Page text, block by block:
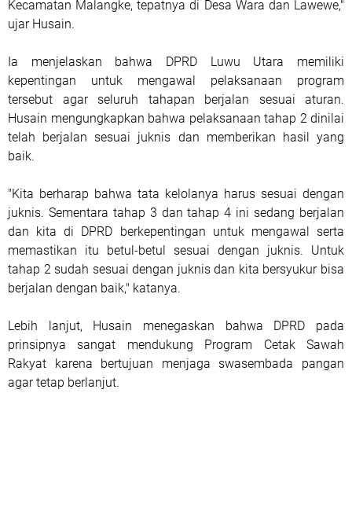
Kecamatan Malangke, tepatnya di Desa Wara dan Lawewe,"
ujar Husain.
Ia menjelaskan bahwa DPRD Luwu Utara memiliki
kepentingan untuk mengawal pelaksanaan program
tersebut agar seluruh tahapan berjalan sesuai aturan.
Husain mengungkapkan bahwa pelaksanaan tahap 2 dinilai
telah berjalan sesuai juknis dan memberikan hasil yang
baik.
"Kita berharap bahwa tata kelolanya harus sesuai dengan
juknis. Sementara tahap 3 dan tahap 4 ini sedang berjalan
dan kita di DPRD berkepentingan untuk mengawal serta
memastikan itu betul-betul sesuai dengan juknis. Untuk
tahap 2 sudah sesuai dengan juknis dan kita bersyukur bisa
berjalan dengan baik," katanya.
Lebih lanjut, Husain menegaskan bahwa DPRD pada
prinsipnya sangat mendukung Program Cetak Sawah
Rakyat karena bertujuan menjaga swasembada pangan
agar tetap berlanjut.